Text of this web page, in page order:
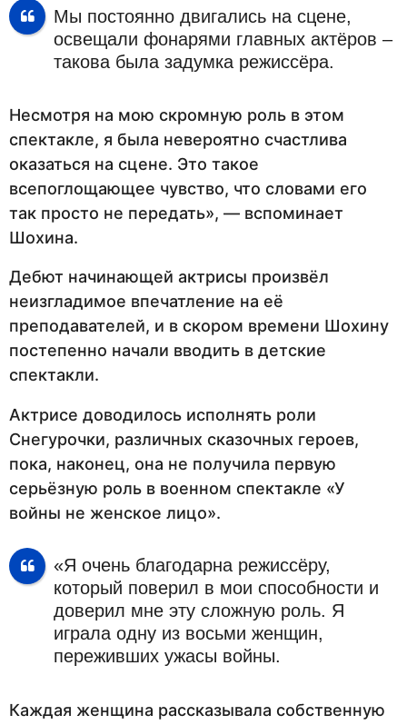
Мы постоянно двигались на сцене,
освещали фонарями главных актёров –
такова была задумка режиссёра.
Несмотря на мою скромную роль в этом
спектакле, я была невероятно счастлива
оказаться на сцене. Это такое
всепоглощающее чувство, что словами его
так просто не передать», — вспоминает
Шохина.
Дебют начинающей актрисы произвёл
неизгладимое впечатление на её
преподавателей, и в скором времени Шохину
постепенно начали вводить в детские
спектакли.
Актрисе доводилось исполнять роли
Снегурочки, различных сказочных героев,
пока, наконец, она не получила первую
серьёзную роль в военном спектакле «У
войны не женское лицо».
«Я очень благодарна режиссёру,
который поверил в мои способности и
доверил мне эту сложную роль. Я
играла одну из восьми женщин,
переживших ужасы войны.
Каждая женщина рассказывала собственную